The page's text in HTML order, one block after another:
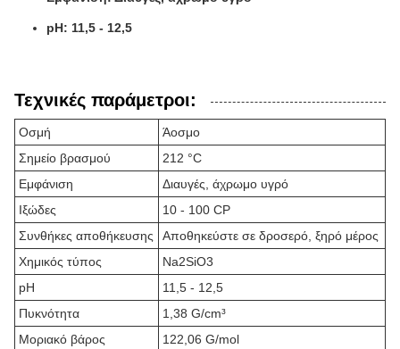
pH: 11,5 - 12,5
Τεχνικές παράμετροι:
Οσμή
Άοσμο
Σημείο βρασμού
212 °C
Εμφάνιση
Διαυγές, άχρωμο υγρό
Ιξώδες
10 - 100 CP
Συνθήκες αποθήκευσης
Αποθηκεύστε σε δροσερό, ξηρό μέρος
Χημικός τύπος
Na2SiO3
pH
11,5 - 12,5
Πυκνότητα
1,38 G/cm³
Μοριακό βάρος
122,06 G/mol